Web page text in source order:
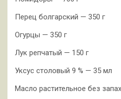
Перец болгарский — 350 г
Огурцы — 350 г
Лук репчатый — 150 г
Уксус столовый 9 % — 35 мл
Масло растительное без